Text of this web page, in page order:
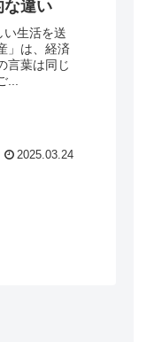
な違い
生活を送
」は、経済
言葉は同じ
2025.03.24